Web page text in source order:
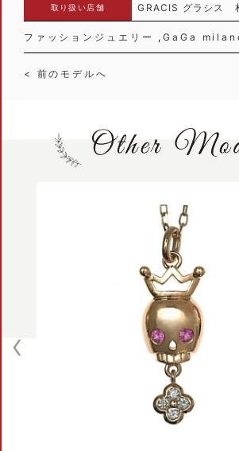
取り扱い店舗 GRACIS グラシス
ファッションジュエリー GaGa
< 前のモデルへ